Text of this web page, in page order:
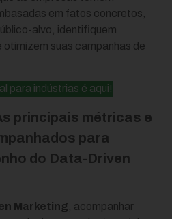
em fatos concretos,
alvo, identifiquem
suas campanhas de
para indústrias é aqui!
principais métricas e
para
do Data-Driven
Marketing , acompanhar